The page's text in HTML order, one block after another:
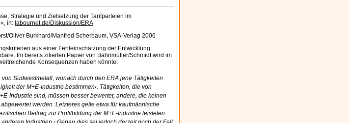
Strategie und Zielsetzung der Tarifparteien im
in: labournet.de/Diskussion/ERA
Oliver Burkhard/Manfred Scherbaum, VSA-Verlag 2006
aus einer Fehleinschätzung der Entwicklung
Im bereits zitierten Papier von Bahnmüller/Schmidt wird im
Konsequenzen haben könnte:
Südwestmetall, wonach durch den ERA jene Tätigkeiten
der M+E-Industrie bestimmen‹. Tätigkeiten, die von
Industrie sind, müssen besser bewertet, andere, die keinen
werden. Letzteres gelte etwa für kaufmännische
Beitrag zur Profilbildung der M+E-Industrie leisteten.